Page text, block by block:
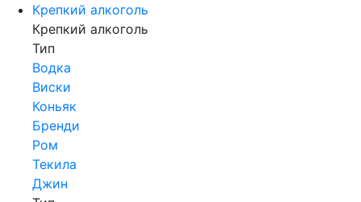
Крепкий алкоголь
Крепкий алкоголь
Тип
Водка
Виски
Коньяк
Бренди
Ром
Текила
Джин